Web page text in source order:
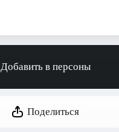
Добавить в персоны
Поделиться